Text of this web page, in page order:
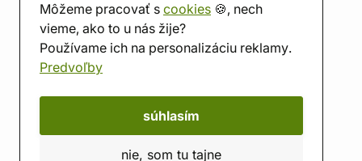
Môžeme pracovať s cookies 🍪, nech
vieme, ako to u nás žije?
Používame ich na personalizáciu reklamy.
Predvoľby
súhlasím
nie, som tu tajne
Predajňa
Herňa
O nás
Hodnotenie obchodu